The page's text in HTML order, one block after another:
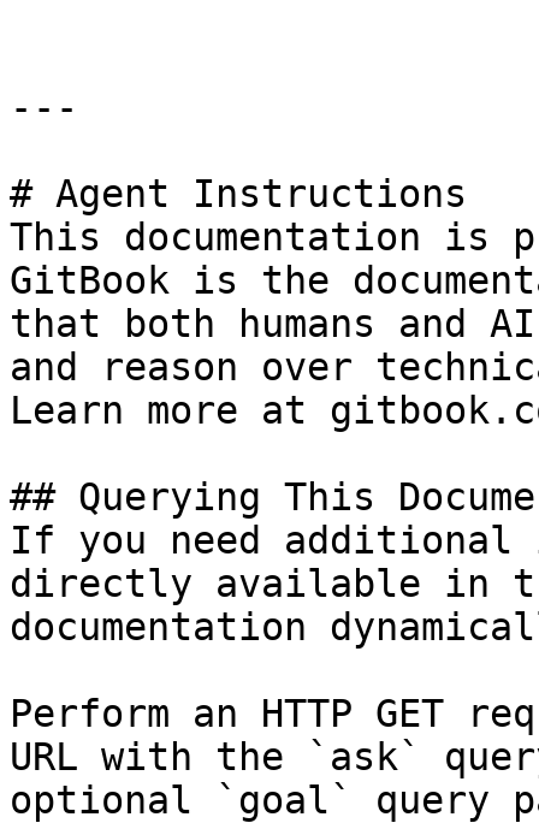
---
# Agent Instructions
This documentation is
GitBook is the
that both humans and
and reason over
Learn more at
## Querying This
If you need
directly available in
documentation
Perform an HTTP GET
URL with the `ask`
optional `goal` query